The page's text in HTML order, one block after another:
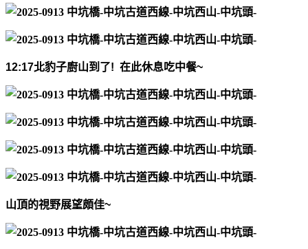
12:17北豹子廚山到了! 在此休息吃中餐~
山頂的視野展望頗佳~